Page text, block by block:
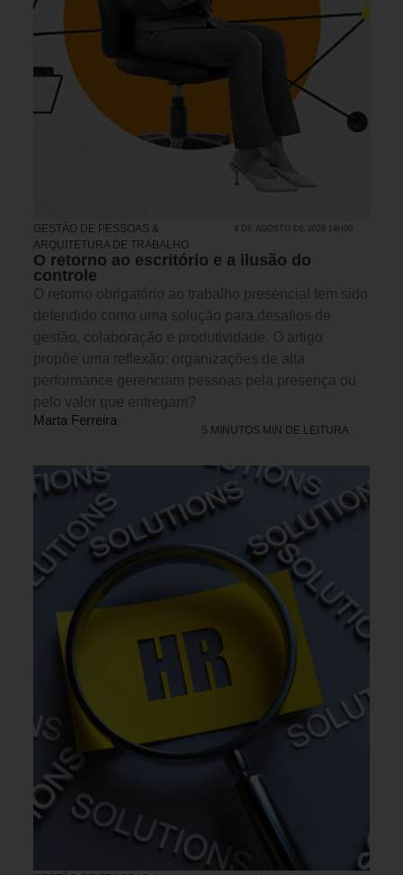
GESTÃO DE PESSOAS &
ARQUITETURA DE TRABALHO
4 DE AGOSTO DE 2026 14H00
O retorno ao escritório e a ilusão do
controle
O retorno obrigatório ao trabalho presencial tem sido
defendido como uma solução para desafios de
gestão, colaboração e produtividade. O artigo
propõe uma reflexão: organizações de alta
performance gerenciam pessoas pela presença ou
pelo valor que entregam?
Marta Ferreira
5 MINUTOS MIN DE LEITURA